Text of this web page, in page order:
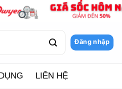
Đăng nhập
LIÊN HỆ